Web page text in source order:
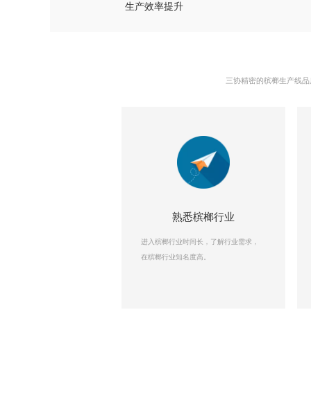
生产效率提升
三协精密的槟榔生产线
熟悉槟榔行业
进入槟榔行业时间长，了解行业需求，
在槟榔行业知名度高。